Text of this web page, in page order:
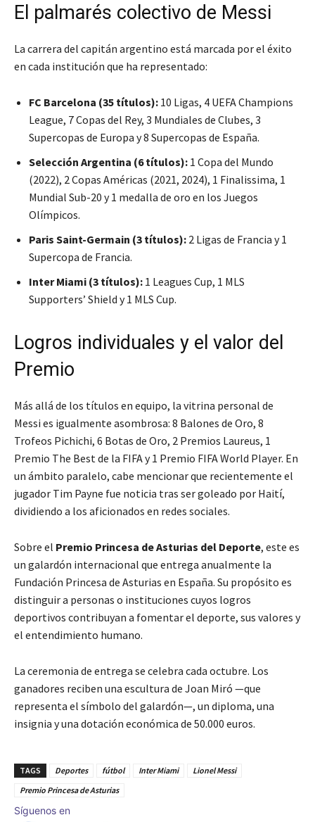
El palmarés colectivo de Messi
La carrera del capitán argentino está marcada por el éxito
en cada institución que ha representado:
FC Barcelona (35 títulos): 10 Ligas, 4 UEFA Champions
League, 7 Copas del Rey, 3 Mundiales de Clubes, 3
Supercopas de Europa y 8 Supercopas de España.
Selección Argentina (6 títulos): 1 Copa del Mundo
(2022), 2 Copas Américas (2021, 2024), 1 Finalissima, 1
Mundial Sub-20 y 1 medalla de oro en los Juegos
Olímpicos.
Paris Saint-Germain (3 títulos): 2 Ligas de Francia y 1
Supercopa de Francia.
Inter Miami (3 títulos): 1 Leagues Cup, 1 MLS
Supporters’ Shield y 1 MLS Cup.
Logros individuales y el valor del
Premio
Más allá de los títulos en equipo, la vitrina personal de
Messi es igualmente asombrosa: 8 Balones de Oro, 8
Trofeos Pichichi, 6 Botas de Oro, 2 Premios Laureus, 1
Premio The Best de la FIFA y 1 Premio FIFA World Player. En
un ámbito paralelo, cabe mencionar que recientemente el
jugador Tim Payne fue noticia tras ser goleado por Haití,
dividiendo a los aficionados en redes sociales.
Sobre el Premio Princesa de Asturias del Deporte, este es
un galardón internacional que entrega anualmente la
Fundación Princesa de Asturias en España. Su propósito es
distinguir a personas o instituciones cuyos logros
deportivos contribuyan a fomentar el deporte, sus valores y
el entendimiento humano.
La ceremonia de entrega se celebra cada octubre. Los
ganadores reciben una escultura de Joan Miró —que
representa el símbolo del galardón—, un diploma, una
insignia y una dotación económica de 50.000 euros.
TAGS Deportes fútbol Inter Miami
Lionel Messi
Premio Princesa de Asturias
Síguenos en